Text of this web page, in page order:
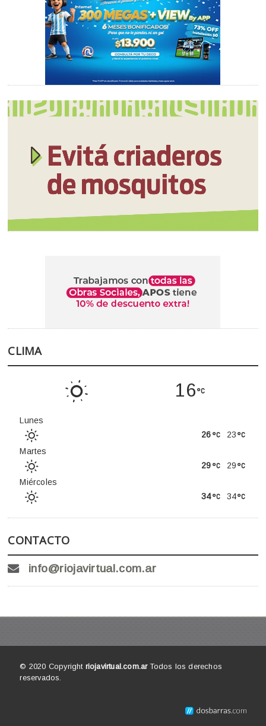
CLIMA
16
Lunes
23
26
Martes
29
29
Miércoles
34
34
CONTACTO
info@riojavirtual.com.ar
© 2020 Copyright riojavirtual.com.arTodos los derechos
reservados.